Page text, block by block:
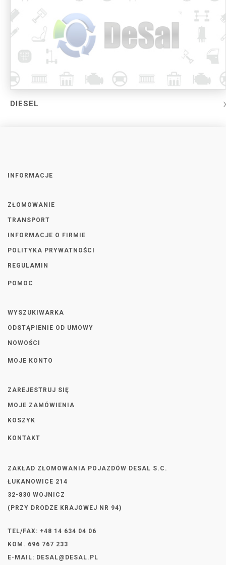
DIESEL
INFORMACJE
ZŁOMOWANIE
TRANSPORT
INFORMACJE O FIRMIE
POLITYKA PRYWATNOŚCI
REGULAMIN
POMOC
WYSZUKIWARKA
ODSTĄPIENIE OD UMOWY
NOWOŚCI
MOJE KONTO
ZAREJESTRUJ SIĘ
MOJE ZAMÓWIENIA
KOSZYK
KONTAKT
ZAKŁAD ZŁOMOWANIA POJAZDÓW DESAL S.C.
ŁUKANOWICE 214
32-830 WOJNICZ
(PRZY DRODZE KRAJOWEJ NR 94)
TEL/FAX: +48 14 634 04 06
KOM. 696 767 233
E-MAIL: DESAL@DESAL.PL